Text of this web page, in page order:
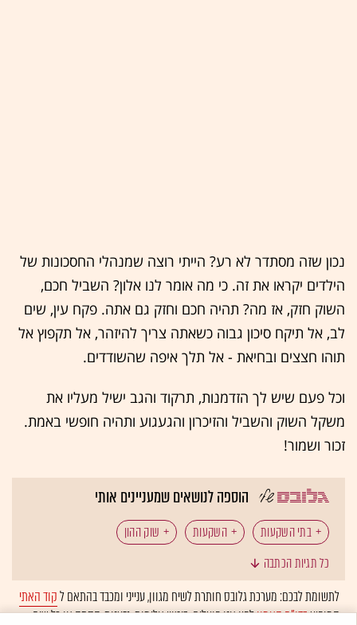
נכון שזה מסתדר לא רע? הייתי רוצה שמנהלי החסכונות של
הילדים יקראו את זה. כי מה אומר לנו אלון? השביל חכם,
השוק חזק, אז מה? תהיה חכם וחזק גם אתה. פקח עין, שים
לב, אל תיקח סיכון גבוה כשאתה צריך להיזהר, אל תקפוץ אל
תוהו חצצים ובחיאת - אל תלך איפה שהשודדים.
וכל פעם שיש לך הזדמנות, תרקוד והגב ישיל מעליו את
משקל השוק והשביל והזיכרון והגעגוע ותהיה חופשי באמת.
זכור ושמור!
הוספה לנושאים שמעניינים אותי
בתי השקעות השקעות שוק ההון
כל תגיות הכתבה
לתשומת לבכם: מערכת גלובס חותרת לשיח מגוון, ענייני ומכבד בהתאם לקוד האתי
המופיעבדו"ח האמוןלפיו אנו פועלים. ביטויי אלימות, גזענות, הסתה או כל שיח